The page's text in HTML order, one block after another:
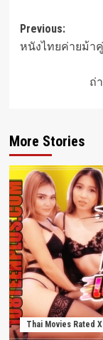
Post
Previous:
หนังไทยค่ายม้า
ถ่
More Stories
Thai Movies Rated X